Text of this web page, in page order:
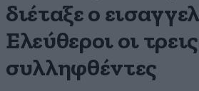
διέταξε ο
Ελεύθεροι οι τρεις
συλληφθέντες